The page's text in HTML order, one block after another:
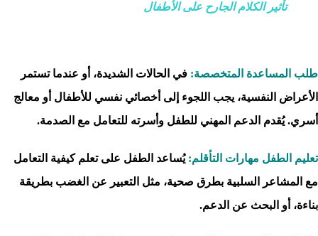
تأثير الكلام الجارح على الأطفال
طلب المساعدة المتخصصة: في الحالات الشديدة، أو عندما تستمر
الأعراض النفسية، يجب اللجوء إلى أخصائي نفسي للأطفال أو معالج
أسري. يُقدم الدعم المهني للطفل وأسرته للتعامل مع الصدمة.
تعليم الطفل مهارات التأقلم: يُساعد الطفل على تعلم كيفية التعامل
مع المشاعر السلبية بطرق صحية، مثل التعبير عن الغضب بطريقة
بناءة، أو البحث عن الدعم.